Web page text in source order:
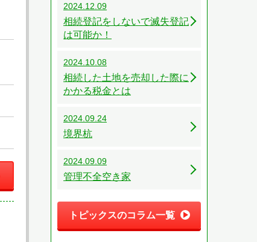
2024.12.09
相続登記をしないで滅失登記
は可能か！
2024.10.08
相続した土地を売却した際に
かかる税金とは
2024.09.24
境界杭
2024.09.09
管理不全空き家
トピックスのコラム一覧